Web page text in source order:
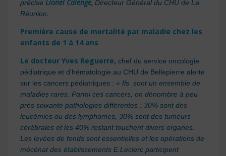
précise Lionel Calenge, Directeur Général du CHU de La
Réunion.
Première cause de mortalité par maladie chez les
enfants de 1 à 14 ans
Le docteur Yves Reguerre, chef du service oncologie
pédiatrique et d’hématologie au CHU de Bellepierre alerte
sur les cancers pédiatriques : « Ils sont un ensemble de
maladies rares. Parmi ces cancers, on dénombre à peu
près soixante pathologies différentes : 30% sont des
leucémies ou des lymphomes, 30% sont des tumeurs
cérébrales et les 40% restant touchent divers organes.
Les levées de fonds sont essentielles et les opérations de
mécénat des établissements E.Leclerc participent